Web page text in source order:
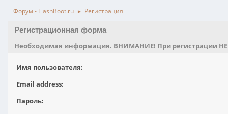
Форум - FlashBoot.ru ► Регистрация
Регистрационная форма
Необходимая информация. ВНИМАНИЕ! При регистрации НЕ
Имя пользователя:
Email address:
Пароль: